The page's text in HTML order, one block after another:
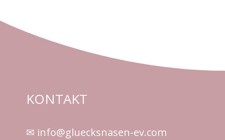
KONTAKT
✉ info@gluecksnasen-ev.com